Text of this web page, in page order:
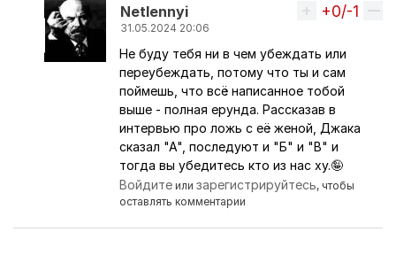
Netlennyi
31.05.2024 20:06
Ответ на комментарий пользователя
Вверх
+0/-1
Не буду тебя ни в чем убеждать или
переубеждать, потому что ты и сам
поймешь, что всё написанное тобой
выше - полная ерунда. Рассказав в
интервью про ложь с её женой, Джака
сказал "А", последуют и "Б" и "В" и
тогда вы убедитесь кто из нас ху.🤪
Войдите илизарегистрируйтесь, чтобы
оставлять комментарии